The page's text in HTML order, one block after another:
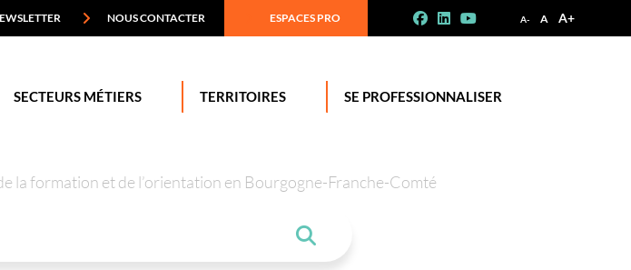
A- A A+
NOUS CONTACTER ESPACES PRO
SECTEURS MÉTIERS TERRITOIRES SE PROFESSIONNALISER
la formation et de l’orientation en Bourgogne-Franche-Comté